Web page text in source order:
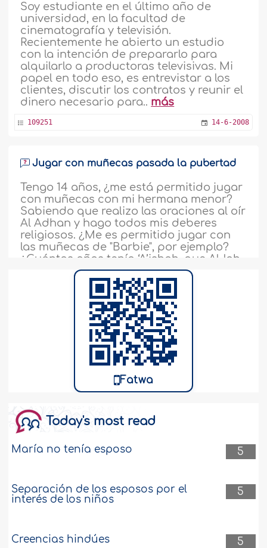
Soy estudiante en el último año de
universidad, en la facultad de
cinematografía y televisión.
Recientemente he abierto un estudio
con la intención de prepararlo para
alquilarlo a productoras televisivas. Mi
papel en todo eso, es entrevistar a los
clientes, discutir los contratos y reunir el
dinero necesario para.. más
109251 14-6-2008
Jugar con muñecas pasada la pubertad
Tengo 14 años, ¿me está permitido jugar
con muñecas con mi hermana menor?
Sabiendo que realizo las oraciones al oír
Al Adhan y hago todos mis deberes
religiosos. ¿Me es permitido jugar con
las muñecas de "Barbie", por ejemplo?
¿Cuántos años tenía ‘A’ishah, que Al-lah..
Fatwa
Today's most read
5
María no tenía esposo
5
Separación de los esposos por el
interés de los niños
5
Creencias hindúes